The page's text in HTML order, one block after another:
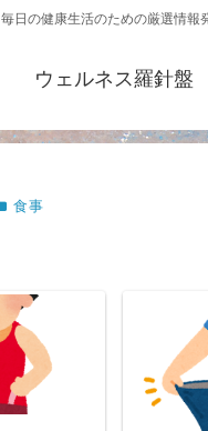
毎日の健康生活のための厳選情報
ウェルネス羅針盤
食事